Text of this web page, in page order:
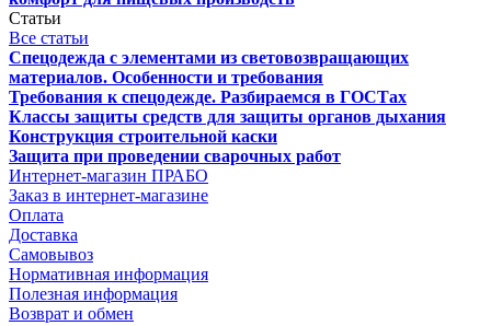
Статьи
Все статьи
Спецодежда с элементами из световозвращающих
материалов. Особенности и требования
Требования к спецодежде. Разбираемся в ГОСТах
Классы защиты средств для защиты органов дыхания
Конструкция строительной каски
Защита при проведении сварочных работ
Интернет-магазин ПРАБО
Заказ в интернет-магазине
Оплата
Доставка
Самовывоз
Нормативная информация
Полезная информация
Возврат и обмен